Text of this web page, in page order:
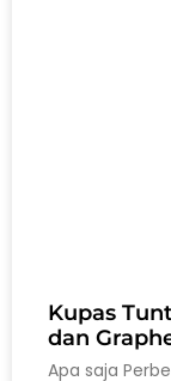
Kupas
dan
Apa saja